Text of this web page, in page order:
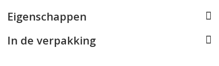
De Motorola Moto G56 screenprotector is gemaakt van
tempered glass met een hardheid van 9H. Dit betekent
dat het geharde glas extreem krasbestendig is en in
Eigenschappen
In de verpakking